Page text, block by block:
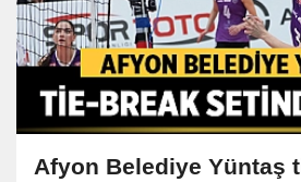
Afyon Belediye Yüntaş